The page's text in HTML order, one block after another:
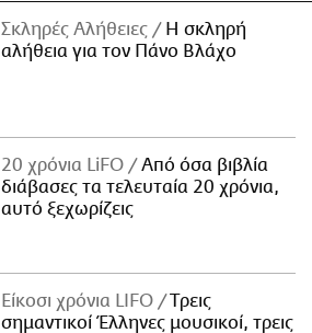
Σκληρές Αλήθειες
H σκληρή
αλήθεια για τον Πάνο Βλάχο
20 χρόνια LiFO
Από όσα βιβλία
διάβασες τα τελευταία 20 χρόνια,
αυτό ξεχωρίζεις
Είκοσι χρόνια LIFO
Tρεις
σημαντικοί Έλληνες μουσικοί, τρεις